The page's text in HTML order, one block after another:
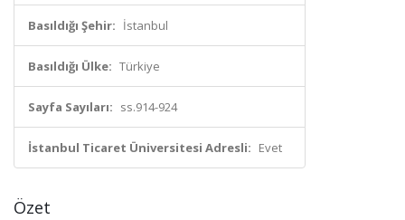
Basıldığı Şehir: İstanbul
Basıldığı Ülke: Türkiye
Sayfa Sayıları: ss.914-924
İstanbul Ticaret Üniversitesi Adresli: Evet
Özet